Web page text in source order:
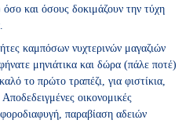
και όσους δοκιμάζουν την τύχη
καμπόσων νυχτερινών μαγαζιών
μηνιάτικα και δώρα (πάλε ποτέ)
το πρώτο τραπέζι, για φιστίκια,
οικονομικές
παραβίαση αδειών